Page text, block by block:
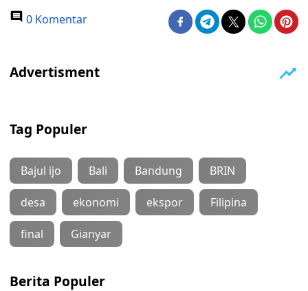
0 Komentar
Tag Populer
Bajul ijo Bali Bandung BRIN
desa ekonomi ekspor Filipina
final Gianyar
Berita Populer